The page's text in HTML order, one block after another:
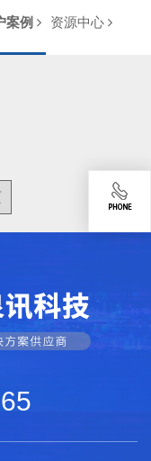
案例 资源中心